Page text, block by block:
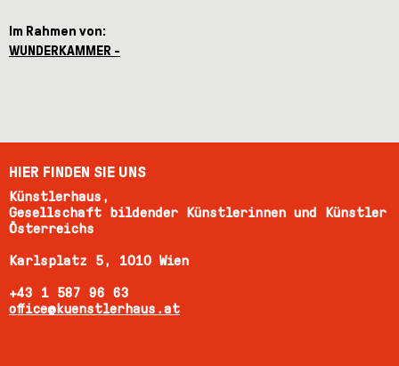
Im Rahmen von:
WUNDERKAMMER -
HIER FINDEN SIE UNS
Künstlerhaus,
Gesellschaft bildender Künstlerinnen und Künstler
Österreichs
Karlsplatz 5, 1010 Wien
+43 1 587 96 63
office@kuenstlerhaus.at